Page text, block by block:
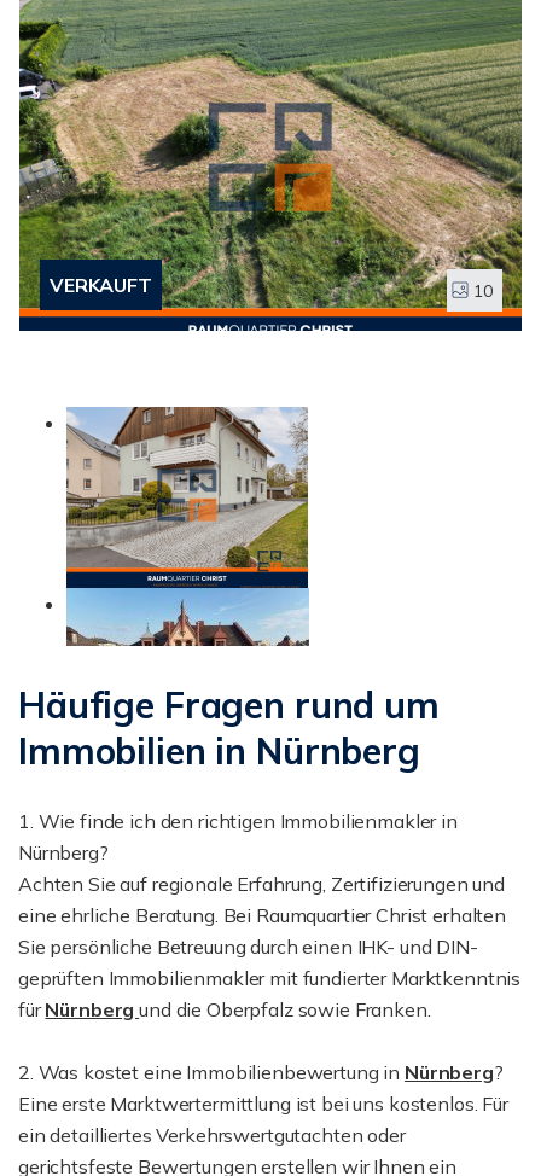
eine individuelle Planung im Rahmen der örtlichen
Vorgaben. Den Bebauungsplan finden Sie unter dem
angegebenen Link im Exposé.Ein besonderes Highlight
ist der freie, unverbaubare Ausblick ins Grüne, der
dauerhaft erhalten bleibt - perfekt für alle, die Ruhe, Natur
und Wohnkomfort verbinden möchten.Die wichtigsten
Merkmale auf einen Blick:Grundstücksgröße: ca. 670
m²Unverbaute Aussicht mit SüdausrichtungVoll
erschlossenBebauung nach Bebauungsplan (siehe Link
im Exposé)Keine Bauverpflichtung, somit auch als
Kapitalanlage geeignetRuhige Wohnlage mit hoher
VERKAUFT 10
Häufige Fragen rund um
Immobilien in Nürnberg
1. Wie finde ich den richtigen Immobilienmakler in
Nürnberg?
Achten Sie auf regionale Erfahrung, Zertifizierungen und
eine ehrliche Beratung. Bei Raumquartier Christ erhalten
Sie persönliche Betreuung durch einen IHK- und DIN-
geprüften Immobilienmakler mit fundierter Marktkenntnis
fürNürnbergund die Oberpfalz sowie Franken.
2. Was kostet eine Immobilienbewertung in Nürnberg?
Eine erste Marktwertermittlung ist bei uns kostenlos. Für
ein detailliertes Verkehrswertgutachten oder
gerichtsfeste Bewertungen erstellen wir Ihnen ein